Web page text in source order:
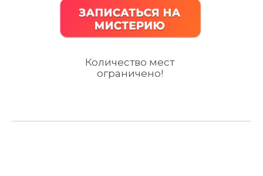
Количество мест
ограничено!